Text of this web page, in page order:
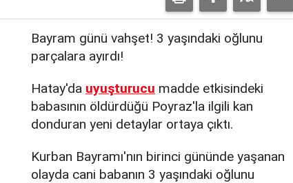
Bayram günü vahşet! 3 yaşındaki oğlunu
parçalara ayırdı!
Hatay'da uyuşturucu madde etkisindeki
babasının öldürdüğü Poyraz'la ilgili kan
donduran yeni detaylar ortaya çıktı.
Kurban Bayramı'nın birinci gününde yaşanan
olayda cani babanın 3 yaşındaki oğlunu